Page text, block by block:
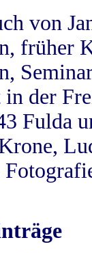
von
früher
der
Fulda